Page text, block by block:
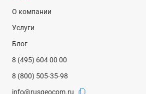
О компании
Услуги
Блог
8 (495) 604 00 00
8 (800) 505-35-98
info@rusgeocom.ru